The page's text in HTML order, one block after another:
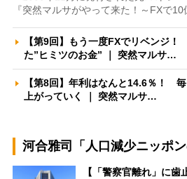
『突然マルサがやって来た！～FXで
【第9回】もう一度FXでリベンジ
た”ヒミツのお金” ｜ 突然マルサ…
【第8回】年利はなんと14.6％！
上がっていく ｜ 突然マルサ…
河合雅司「人口減少ニッポン
【「警察官離れ」に